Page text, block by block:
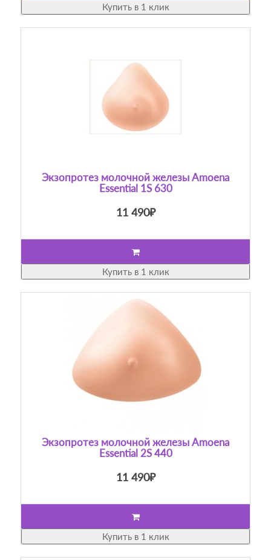
Купить в 1 клик
Экзопротез молочной железы Amoena
Essential 1S 630
11 490₽
Купить в 1 клик
Экзопротез молочной железы Amoena
Essential 2S 440
11 490₽
Купить в 1 клик